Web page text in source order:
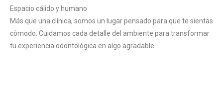
Espacio cálido y humano
Más que una clínica, somos un lugar pensado para que te sientas
cómodo. Cuidamos cada detalle del ambiente para transformar
tu experiencia odontológica en algo agradable.